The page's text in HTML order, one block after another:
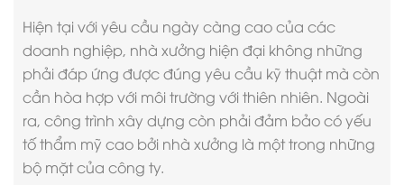
Hiện tại với yêu cầu ngày càng cao của các
doanh nghiệp, nhà xưởng hiện đại không những
phải đáp ứng được đúng yêu cầu kỹ thuật mà còn
cần hòa hợp với môi trường với thiên nhiên. Ngoài
ra, công trình xây dựng còn phải đảm bảo có yếu
tố thẩm mỹ cao bởi nhà xưởng là một trong những
bộ mặt của công ty.